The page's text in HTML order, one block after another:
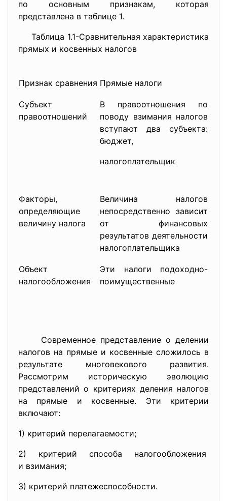
по основным признакам, которая
представлена в таблице 1.
Таблица 1.1-Сравнительная характеристика
прямых и косвенных налогов
Признак сравнения Прямые налоги
Субъект
правоотношений
В правоотношения по
поводу взимания налогов
вступают два субъекта:
бюджет,
налогоплательщик
Факторы,
определяющие
величину налога
Величина налогов
непосредственно зависит
от финансовых
результатов деятельности
налогоплательщика
Объект
налогообложения
Эти налоги подоходно-
поимущественные
Современное представление о делении
налогов на прямые и косвенные сложилось в
результате многовекового развития.
Рассмотрим историческую эволюцию
представлений о критериях деления налогов
на прямые и косвенные. Эти критерии
включают:
1) критерий перелагаемости;
2) критерий способа налогообложения
и взимания;
3) критерий платежеспособности.